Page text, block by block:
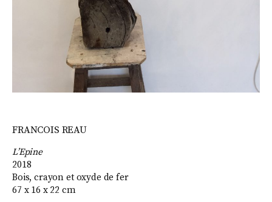
FRANCOIS REAU
L’Epine
2018
Bois, crayon et oxyde de fer
67 x 16 x 22 cm